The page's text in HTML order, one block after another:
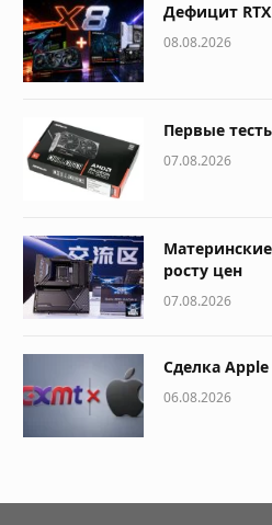
Дефицит RTX
08.08.2026
Первые
07.08.2026
росту цен
07.08.2026
Сделка
06.08.2026